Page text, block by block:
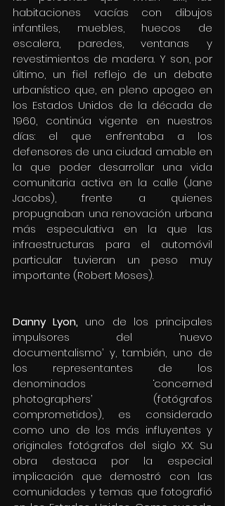
habitaciones vacías con dibujos
infantiles, muebles, huecos de
escalera, paredes, ventanas y
revestimientos de madera. Y son, por
último, un fiel reflejo de un debate
urbanístico que, en pleno apogeo en
los Estados Unidos de la década de
1960, continúa vigente en nuestros
días: el que enfrentaba a los
defensores de una ciudad amable en
la que poder desarrollar una vida
comunitaria activa en la calle (Jane
Jacobs), frente a quienes
propugnaban una renovación urbana
más especulativa en la que las
infraestructuras para el automóvil
particular tuvieran un peso muy
importante (Robert Moses).
Danny Lyon, uno de los principales
impulsores del ‘nuevo
documentalismo’ y, también, uno de
los representantes de los
denominados ‘concerned
photographers’ (fotógrafos
comprometidos), es considerado
como uno de los más influyentes y
originales fotógrafos del siglo XX. Su
obra destaca por la especial
implicación que demostró con las
comunidades y temas que fotografió